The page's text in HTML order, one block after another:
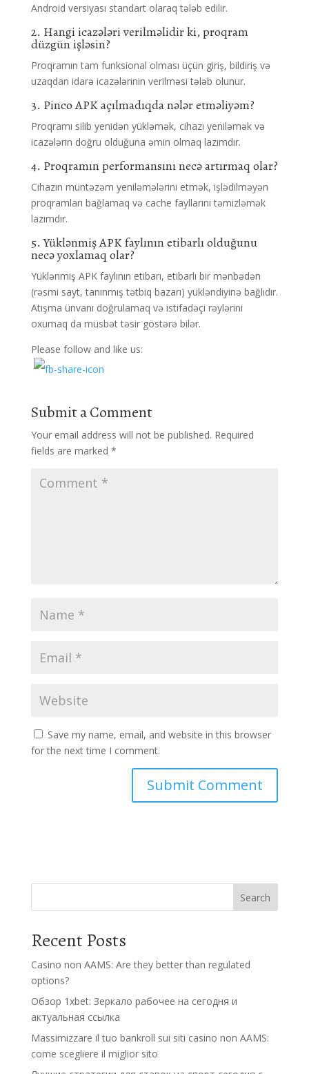
Android versiyası standart olaraq tələb edilir.
2. Hangi icazələri verilməlidir ki, proqram
düzgün işləsin?
Proqramın tam funksional olması üçün giriş, bildiriş və
uzaqdan idarə icazələrinin verilməsi tələb olunur.
3. Pinco APK açılmadıqda nələr etməliyəm?
Proqramı silib yenidən yükləmək, cihazı yeniləmək və
icazələrin doğru olduğuna əmin olmaq lazımdır.
4. Proqramın performansını necə artırmaq olar?
Cihazın müntəzəm yeniləmələrini etmək, işlədilməyən
proqramları bağlamaq və cache fayllarını təmizləmək
lazımdır.
5. Yüklənmiş APK faylının etibarlı olduğunu
necə yoxlamaq olar?
Yüklənmiş APK faylının etibarı, etibarlı bir mənbədən
(rəsmi sayt, tanınmış tətbiq bazarı) yükləndiyinə bağlıdır.
Atışma ünvanı doğrulamaq və istifadəçi rəylərini
oxumaq da müsbət təsir göstərə bilər.
Please follow and like us:
Submit a Comment
Your email address will not be published. Required
fields are marked *
Save my name, email, and website in this browser
for the next time I comment.
Search
Recent Posts
Casino non AAMS: Are they better than regulated
options?
Обзор 1xbet: Зеркало рабочее на сегодня и
актуальная ссылка
Massimizzare il tuo bankroll sui siti casino non AAMS:
come scegliere il miglior sito